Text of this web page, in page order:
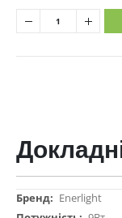
ДокладнішеEnerlight